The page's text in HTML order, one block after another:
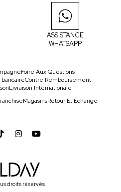
ASSISTANCE
WHATSAPP
Foire Aux Questions
Contre Remboursement
Livraison Internationale
MagasinsRetour Et Échange
droits réservés